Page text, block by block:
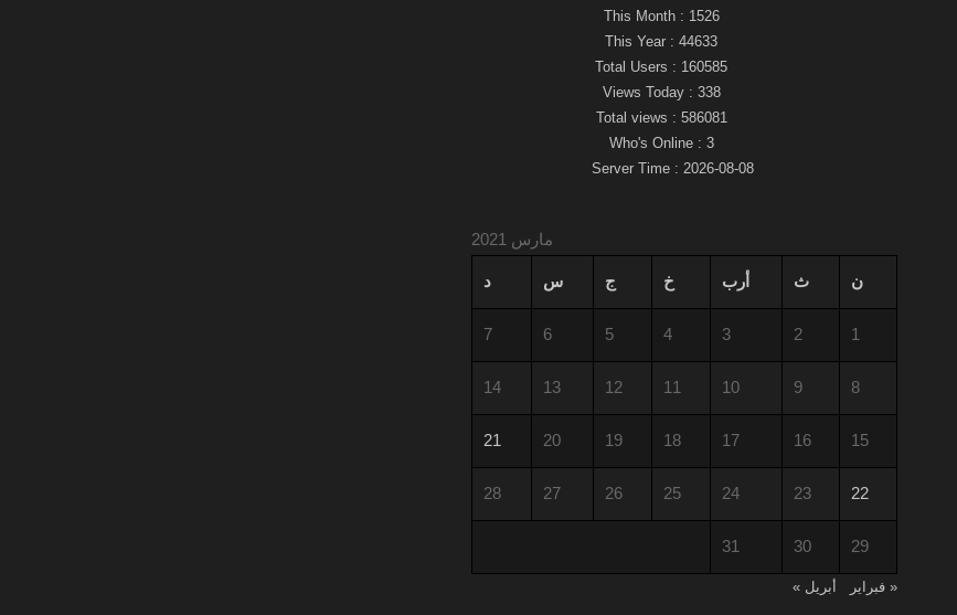
This Month : 1526
Views Today : 338
Who's Online : 3
Server Time : 2026-08-08
مارس 2021
ن ث أرب خ ج س د
1
2
3
4
5
6
7
8
9
10
11
12
13
14
15
16
17
18
19
20
21
22
23
24
25
26
27
28
29
30
31
« فبراير أبريل »